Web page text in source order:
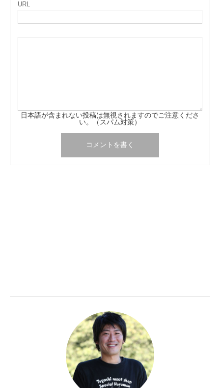
URL
日本語が含まれない投稿は無視されますのでご注意くださ
い。（スパム対策）